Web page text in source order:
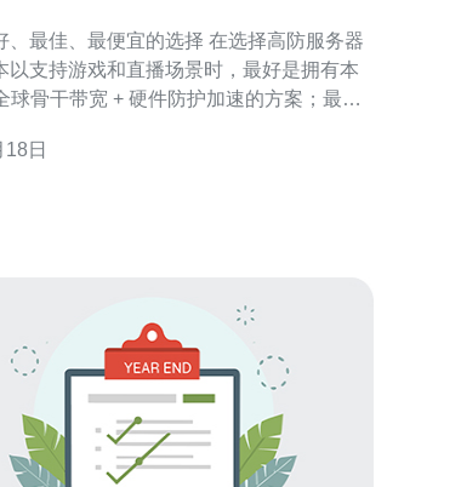
、最佳、最便宜的选择 在选择高防服务器
以支持游戏和直播场景时，最好是拥有本
球骨干带宽 + 硬件防护加速的方案；最佳
存储与高带宽端口的云服务器；最便宜的
日